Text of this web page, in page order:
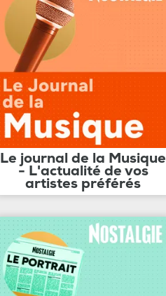
Le journal de la Musique
- L'actualité de vos
artistes préférés